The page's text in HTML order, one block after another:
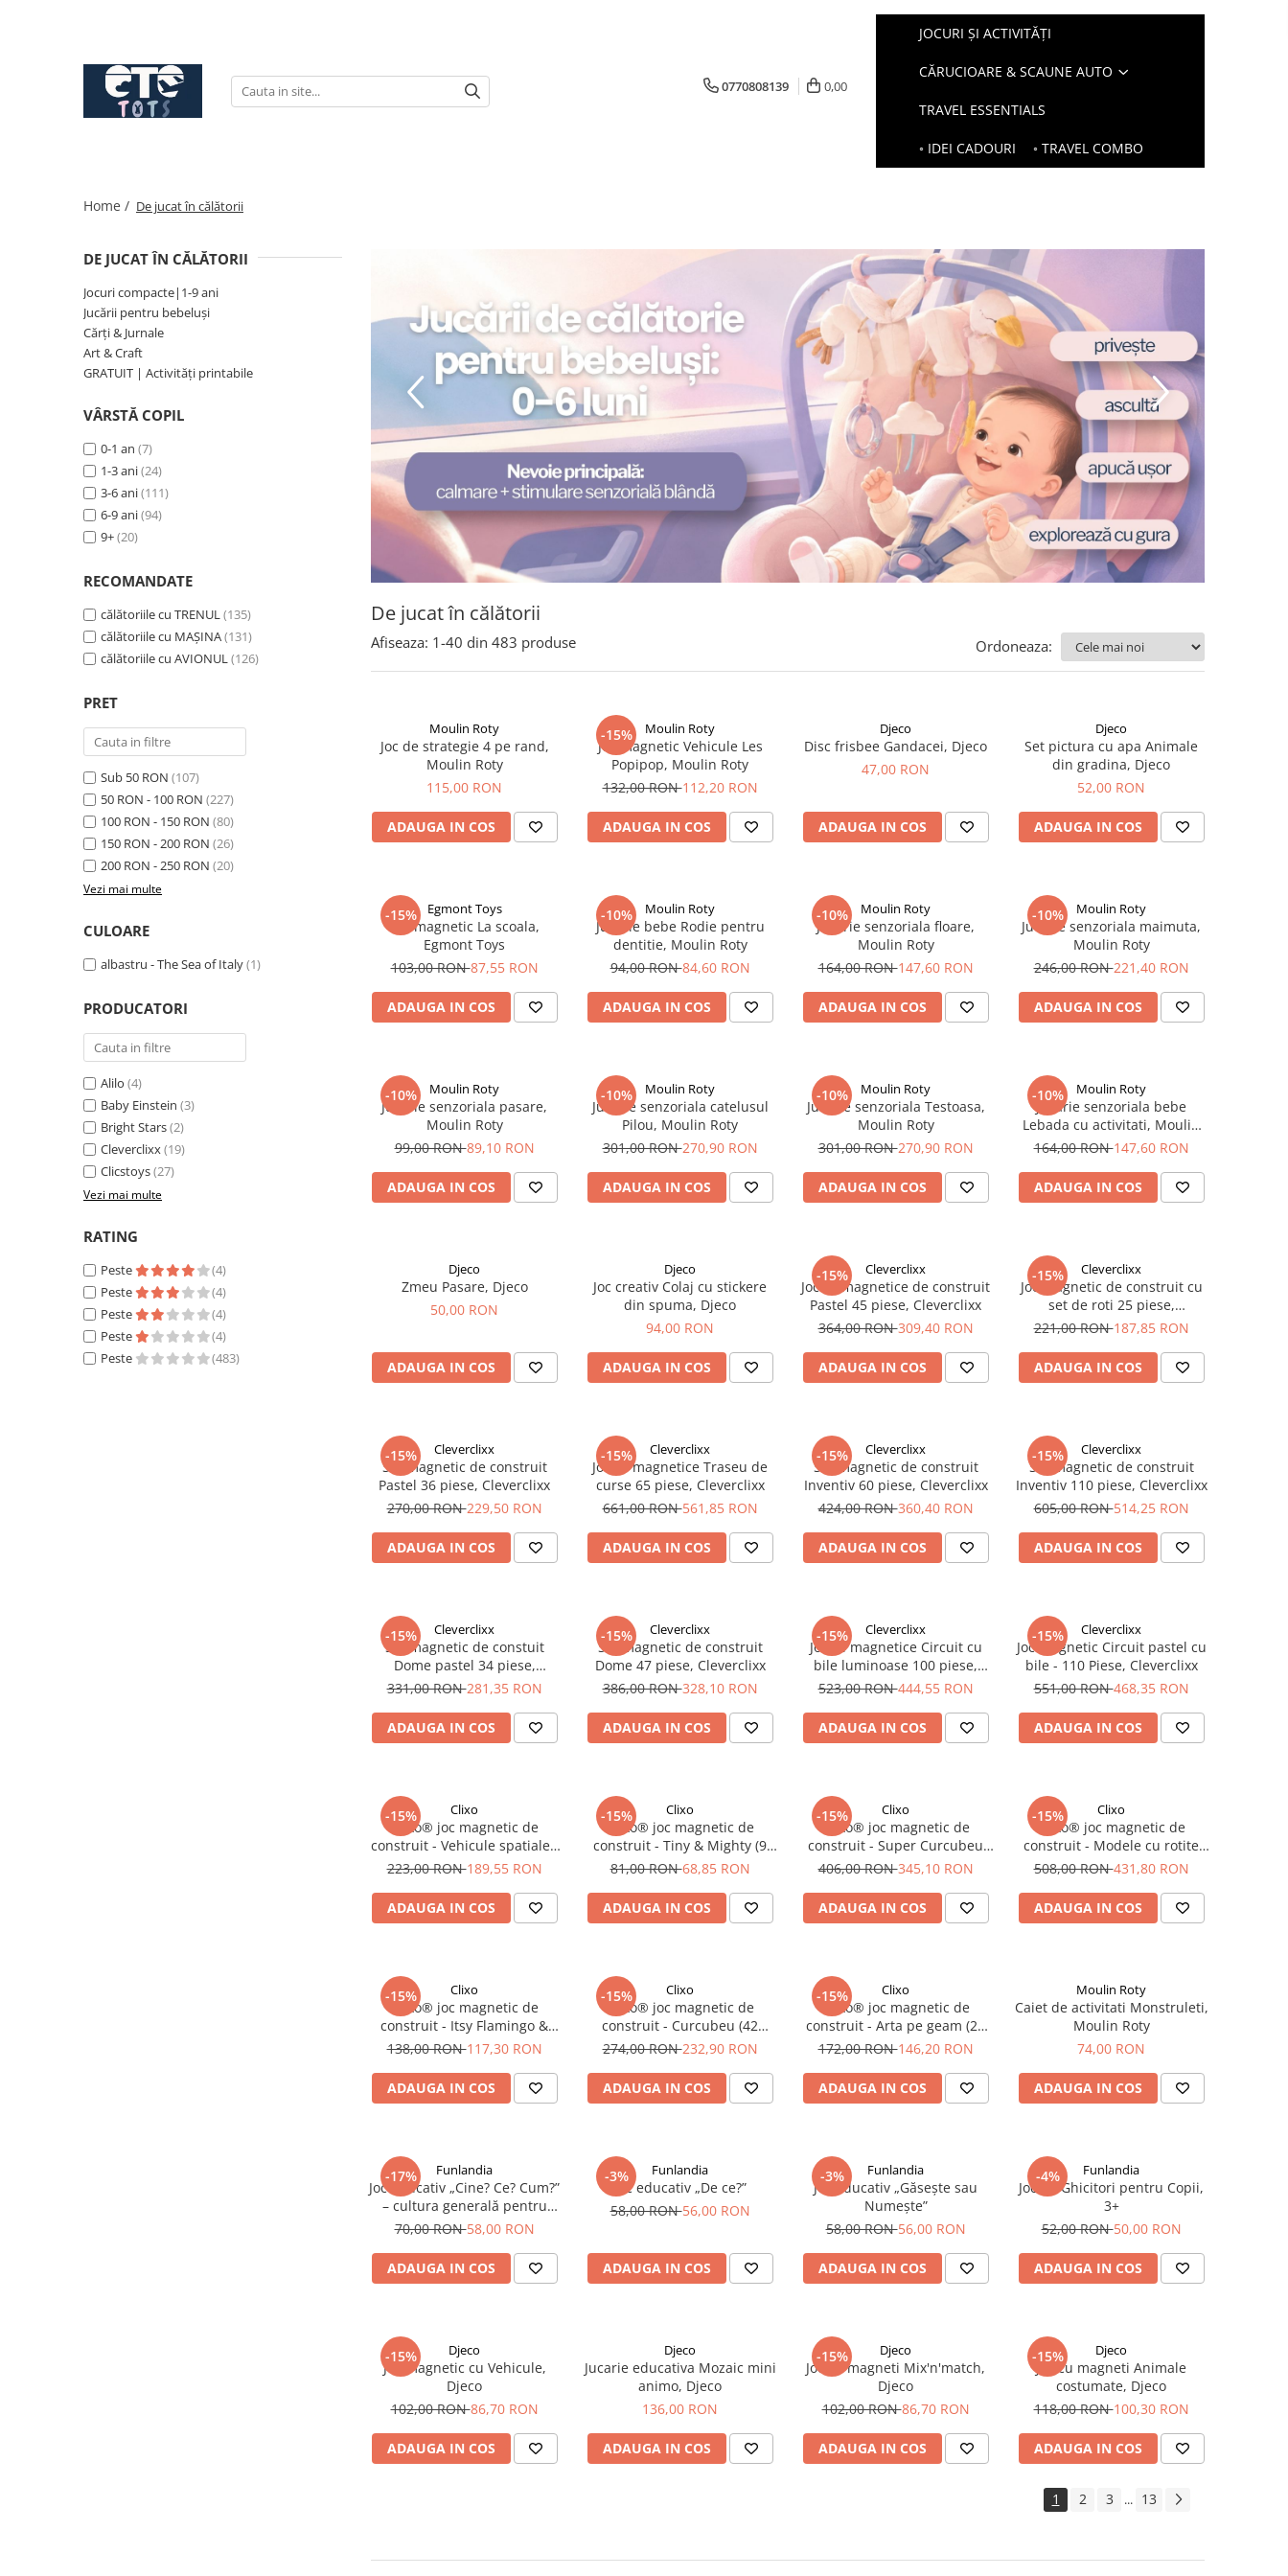
CĂRUCIOARE & SCAUNE AUTO
cărucioare YOYO
accesorii scaun auto
0770808139 0,00
JOCURI ȘI ACTIVITĂȚI
CĂRUCIOARE & SCAUNE AUTO
TRAVEL ESSENTIALS
◦ IDEI CADOURI ◦ TRAVEL COMBO
Home / De jucat în călătorii
De jucat în călătorii
DE JUCAT ÎN CĂLĂTORII
Jocuri compacte|1-9 ani
Jucării pentru bebeluși
Cărți & Jurnale
Art & Craft
GRATUIT | Activități printabile
VÂRSTĂ COPIL
0-1 an (7)
1-3 ani(24)
3-6 ani(111)
6-9 ani(94)
9+(20)
RECOMANDATE
călătoriile cu TRENUL(135)
călătoriile cu MAȘINA(131)
călătoriile cu AVIONUL(126)
PRET
Sub 50 RON (107)
50 RON - 100 RON (227)
100 RON - 150 RON (80)
150 RON - 200 RON (26)
200 RON - 250 RON (20)
Vezi mai multe
CULOARE
albastru - The Sea of Italy(1)
PRODUCATORI
Alilo (4)
Baby Einstein (3)
Bright Stars(2)
Cleverclixx(19)
Clicstoys(27)
Vezi mai multe
RATING
Peste
(4)
Peste
(4)
Peste
(4)
Peste
(4)
Peste
(483)
Afiseaza: 1-40 din 483 produse Ordoneaza:
Moulin Roty
Joc de strategie 4 pe rand,
Moulin Roty
115,00 RON
ADAUGA IN COS
-15% Moulin Roty
Joc magnetic Vehicule Les
Popipop, Moulin Roty
132,00 RON112,20 RON
ADAUGA IN COS
Djeco
Disc frisbee Gandacei, Djeco
47,00 RON
ADAUGA IN COS
Djeco
Set pictura cu apa Animale
din gradina, Djeco
52,00 RON
ADAUGA IN COS
-15% Egmont Toys
Set magnetic La scoala,
Egmont Toys
103,00 RON87,55 RON
ADAUGA IN COS
-10% Moulin Roty
Jucarie bebe Rodie pentru
dentitie, Moulin Roty
94,00 RON84,60 RON
ADAUGA IN COS
-10% Moulin Roty
Jucarie senzoriala floare,
Moulin Roty
164,00 RON147,60 RON
ADAUGA IN COS
-10% Moulin Roty
Jucarie senzoriala maimuta,
Moulin Roty
246,00 RON221,40 RON
ADAUGA IN COS
-10% Moulin Roty
Jucarie senzoriala pasare,
Moulin Roty
99,00 RON89,10 RON
ADAUGA IN COS
-10% Moulin Roty
Jucarie senzoriala catelusul
Pilou, Moulin Roty
301,00 RON270,90 RON
ADAUGA IN COS
-10% Moulin Roty
Jucarie senzoriala Testoasa,
Moulin Roty
301,00 RON270,90 RON
ADAUGA IN COS
-10% Moulin Roty
Jucarie senzoriala bebe
Lebada cu activitati, Moulin
Roty
164,00 RON147,60 RON
ADAUGA IN COS
Djeco
Zmeu Pasare, Djeco
50,00 RON
ADAUGA IN COS
Djeco
Joc creativ Colaj cu stickere
din spuma, Djeco
94,00 RON
ADAUGA IN COS
-15% Cleverclixx
Jocuri magnetice de construit
Pastel 45 piese, Cleverclixx
364,00 RON309,40 RON
ADAUGA IN COS
-15% Cleverclixx
Joc magnetic de construit cu
set de roti 25 piese,
Cleverclixx
221,00 RON187,85 RON
ADAUGA IN COS
-15% Cleverclixx
Set magnetic de construit
Pastel 36 piese, Cleverclixx
270,00 RON229,50 RON
ADAUGA IN COS
-15% Cleverclixx
Jocuri magnetice Traseu de
curse 65 piese, Cleverclixx
661,00 RON561,85 RON
ADAUGA IN COS
-15% Cleverclixx
Set magnetic de construit
Inventiv 60 piese, Cleverclixx
424,00 RON360,40 RON
ADAUGA IN COS
-15% Cleverclixx
Set magnetic de construit
Inventiv 110 piese, Cleverclixx
605,00 RON514,25 RON
ADAUGA IN COS
-15% Cleverclixx
Set magnetic de constuit
Dome pastel 34 piese,
Cleverclixx
331,00 RON281,35 RON
ADAUGA IN COS
-15% Cleverclixx
Set magnetic de construit
Dome 47 piese, Cleverclixx
386,00 RON328,10 RON
ADAUGA IN COS
-15% Cleverclixx
Jocuri magnetice Circuit cu
bile luminoase 100 piese,
Cleverclixx
523,00 RON444,55 RON
ADAUGA IN COS
-15% Cleverclixx
Joc magnetic Circuit pastel cu
bile - 110 Piese, Cleverclixx
551,00 RON468,35 RON
ADAUGA IN COS
-15% Clixo
Clixo® joc magnetic de
construit - Vehicule spatiale (
30 piese)
223,00 RON189,55 RON
ADAUGA IN COS
-15% Clixo
Clixo® joc magnetic de
construit - Tiny & Mighty (9
piese)
81,00 RON68,85 RON
ADAUGA IN COS
-15% Clixo
Clixo® joc magnetic de
construit - Super Curcubeu
(60 piese)
406,00 RON345,10 RON
ADAUGA IN COS
-15% Clixo
Clixo® joc magnetic de
construit - Modele cu rotite
(72 piese)
508,00 RON431,80 RON
ADAUGA IN COS
-15% Clixo
Clixo® joc magnetic de
construit - Itsy Flamingo &
Turcoaz (18 piese)
138,00 RON117,30 RON
ADAUGA IN COS
-15% Clixo
Clixo® joc magnetic de
construit - Curcubeu (42
piese)
274,00 RON232,90 RON
ADAUGA IN COS
-15% Clixo
Clixo® joc magnetic de
construit - Arta pe geam (24
piese)
172,00 RON146,20 RON
ADAUGA IN COS
Moulin Roty
Caiet de activitati Monstruleti,
Moulin Roty
74,00 RON
ADAUGA IN COS
-17% Funlandia
Joc educativ „Cine? Ce? Cum?”
– cultura generală pentru
copii
70,00 RON58,00 RON
ADAUGA IN COS
-3% Funlandia
Joc educativ „De ce?”
58,00 RON56,00 RON
ADAUGA IN COS
-3% Funlandia
Joc educativ „Găsește sau
Numește”
58,00 RON56,00 RON
ADAUGA IN COS
-4% Funlandia
Joc de Ghicitori pentru Copii,
3+
52,00 RON50,00 RON
ADAUGA IN COS
-15% Djeco
Joc magnetic cu Vehicule,
Djeco
102,00 RON86,70 RON
ADAUGA IN COS
Djeco
Jucarie educativa Mozaic mini
animo, Djeco
136,00 RON
ADAUGA IN COS
-15% Djeco
Joc cu magneti Mix'n'match,
Djeco
102,00 RON86,70 RON
ADAUGA IN COS
-15% Djeco
Joc cu magneti Animale
costumate, Djeco
118,00 RON100,30 RON
ADAUGA IN COS
1 2 3 ... 13